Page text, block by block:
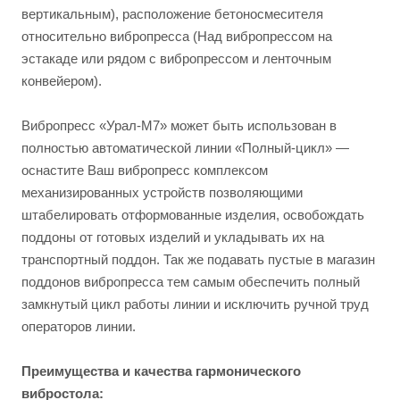
вертикальным), расположение бетоносмесителя
относительно вибропресса (Над вибропрессом на
эстакаде или рядом с вибропрессом и ленточным
конвейером).
Вибропресс «Урал-М7» может быть использован в
полностью автоматической линии «Полный-цикл» —
оснастите Ваш вибропресс комплексом
механизированных устройств позволяющими
штабелировать отформованные изделия, освобождать
поддоны от готовых изделий и укладывать их на
транспортный поддон. Так же подавать пустые в магазин
поддонов вибропресса тем самым обеспечить полный
замкнутый цикл работы линии и исключить ручной труд
операторов линии.
Преимущества и качества гармонического
вибростола: